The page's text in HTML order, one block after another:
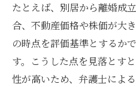
たとえば、別居から離婚成
合、不動産価格や株価が大
の時点を評価基準とするか
す。こうした点を見落とす
性が高いため、弁護士によ